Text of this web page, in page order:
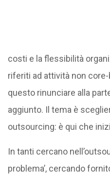
costi e la flessibilità
riferiti ad attività non
questo rinunciare alla
aggiunto. Il tema è
outsourcing: è qui che
In tanti cercano
problema’, cercando